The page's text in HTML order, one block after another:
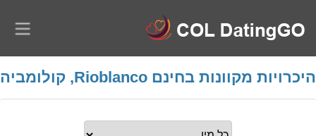
היכרויות מקוונות בחינם Rioblanco, קולומביה